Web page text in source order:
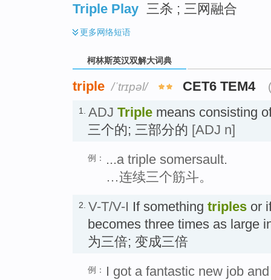
Triple Play 三杀 ; 三网融合
更多网络短语
柯林斯英汉双解大词典
triple /ˈtrɪpəl/ CET6 TEM4
1. ADJ Triple means consisting
三个的; 三部分的 [ADJ n]
例：
...a triple somersault.
…连续三个筋斗。
2. V-T/V-I If something triples or
becomes three times as large
为三倍; 变成三倍
例：
I got a fantastic new job